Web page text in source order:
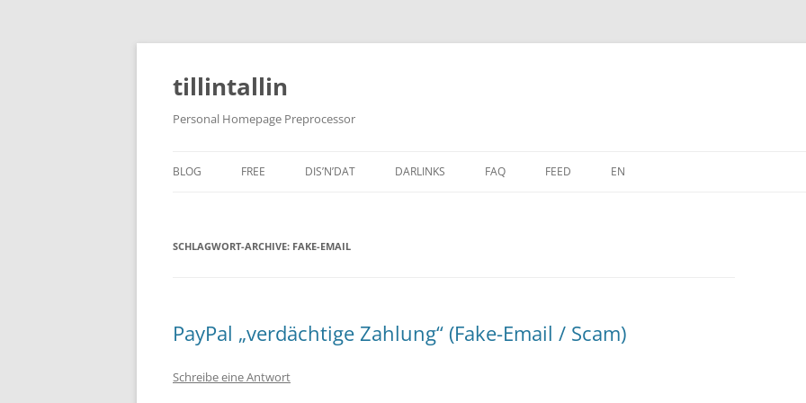
tillintallin
Personal Homepage Preprocessor
Inhalt
BLOG FREE DIS’N’DAT DARLINKS FAQ FEED EN
SCHLAGWORT-ARCHIVE: FAKE-EMAIL
PayPal „verdächtige Zahlung“ (Fake-Email / Scam)
Schreibe eine Antwort